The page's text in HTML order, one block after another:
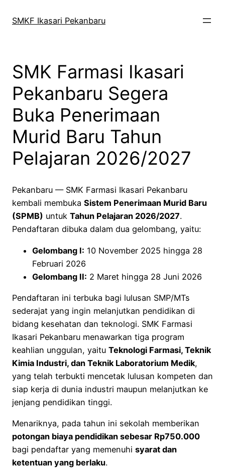
SMKF Ikasari Pekanbaru
SMK Farmasi Ikasari
Pekanbaru Segera
Buka Penerimaan
Murid Baru Tahun
Pelajaran 2026/2027
Pekanbaru — SMK Farmasi Ikasari Pekanbaru
kembali membuka Sistem Penerimaan Murid Baru
(SPMB) untuk Tahun Pelajaran 2026/2027.
Pendaftaran dibuka dalam dua gelombang, yaitu:
Gelombang I: 10 November 2025 hingga 28
Februari 2026
Gelombang II: 2 Maret hingga 28 Juni 2026
Pendaftaran ini terbuka bagi lulusan SMP/MTs
sederajat yang ingin melanjutkan pendidikan di
bidang kesehatan dan teknologi. SMK Farmasi
Ikasari Pekanbaru menawarkan tiga program
keahlian unggulan, yaitu Teknologi Farmasi, Teknik
Kimia Industri, dan Teknik Laboratorium Medik,
yang telah terbukti mencetak lulusan kompeten dan
siap kerja di dunia industri maupun melanjutkan ke
jenjang pendidikan tinggi.
Menariknya, pada tahun ini sekolah memberikan
potongan biaya pendidikan sebesar Rp750.000
bagi pendaftar yang memenuhi syarat dan
ketentuan yang berlaku.